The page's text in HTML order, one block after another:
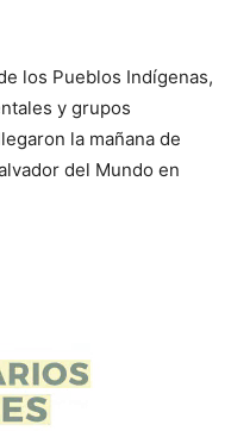
los Pueblos Indígenas,
y grupos
la mañana de
del Mundo en